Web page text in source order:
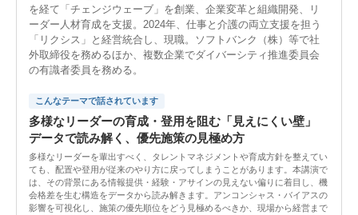
を経て「チェンジウェーブ」を創業、企業変革と組織開発、リ
ーダー人材育成を支援。2024年、仕事と介護の両立支援を担う
「リクシス」と経営統合し、現職。ソフトバンク（株）等で社
外取締役を務めるほか、複数企業でダイバーシティ推進委員会
の有識者委員を務める。
こんなテーマで話されています
多様なリーダーの育成・登用を阻む「見えにくい壁」
データで読み解く、優先施策の見極め方
多様なリーダーを輩出すべく、タレントマネジメントや育成方針を整えてい
ても、配置や登用が従来のやり方に戻ってしまうことがあります。本講演で
は、その背景にある情報提供・経験・アサインの見えない偏りに着目し、機
会格差を生む構造をデータから読み解きます。アンコンシャス・バイアスの
影響を可視化し、施策の優先順位をどう見極めるべきか、現場から経営まで